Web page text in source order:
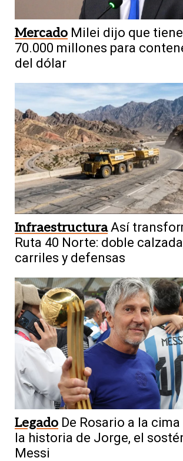
Mercado Milei dijo que tiene
70.000 millones para
del dólar
Infraestructura Así
Ruta 40 Norte: doble
carriles y defensas
Legado De Rosario a la
la historia de Jorge, el
Messi